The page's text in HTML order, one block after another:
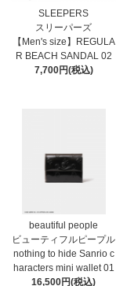
SLEEPERS
スリーパーズ
【Men's size】REGULA
R BEACH SANDAL 02
7,700円(税込)
beautiful people
ビューティフルピープル
nothing to hide Sanrio c
haracters mini wallet⁠ 01
16,500円(税込)